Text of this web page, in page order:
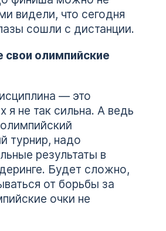
видели, что сегодня
сошли с дистанции.
свои олимпийские
— это
я не так сильна. А ведь
турнир, надо
результаты в
Будет сложно,
от борьбы за
очки не